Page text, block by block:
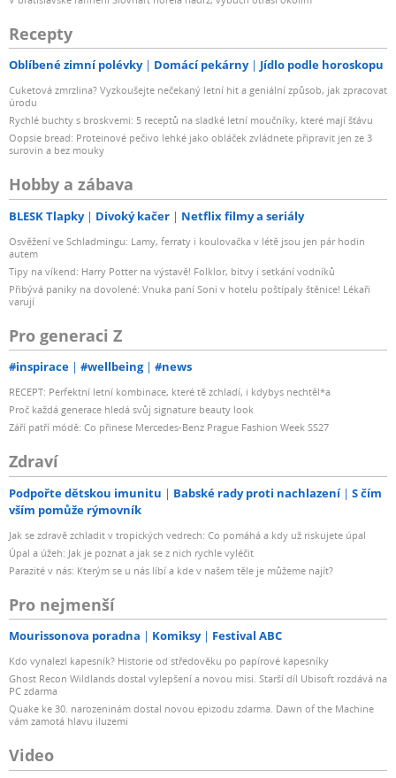
Recepty
Oblíbené zimní polévky Domácí pekárny Jídlo podle horoskopu
Cuketová zmrzlina? Vyzkoušejte nečekaný letní hit a geniální způsob, jak zpracovat
úrodu
Rychlé buchty s broskvemi: 5 receptů na sladké letní moučníky, které mají šťávu
Oopsie bread: Proteinové pečivo lehké jako obláček zvládnete připravit jen ze 3
surovin a bez mouky
Hobby a zábava
BLESK Tlapky Divoký kačer Netflix filmy a seriály
Osvěžení ve Schladmingu: Lamy, ferraty i koulovačka v létě jsou jen pár hodin
autem
Tipy na víkend: Harry Potter na výstavě! Folklor, bitvy i setkání vodníků
Přibývá paniky na dovolené: Vnuka paní Soni v hotelu poštípaly štěnice! Lékaři
varují
Pro generaci Z
#inspirace #wellbeing #news
RECEPT: Perfektní letní kombinace, které tě zchladí, i kdybys nechtěl*a
Proč každá generace hledá svůj signature beauty look
Září patří módě: Co přinese Mercedes-Benz Prague Fashion Week SS27
Zdraví
Podpořte dětskou imunitu Babské rady proti nachlazení
S čím
vším pomůže rýmovník
Jak se zdravě zchladit v tropických vedrech: Co pomáhá a kdy už riskujete úpal
Úpal a úžeh: Jak je poznat a jak se z nich rychle vyléčit
Parazité v nás: Kterým se u nás líbí a kde v našem těle je můžeme najít?
Pro nejmenší
Mourissonova poradna Komiksy Festival ABC
Kdo vynalezl kapesník? Historie od středověku po papírové kapesníky
Ghost Recon Wildlands dostal vylepšení a novou misi. Starší díl Ubisoft rozdává na
PC zdarma
Quake ke 30. narozeninám dostal novou epizodu zdarma. Dawn of the Machine
vám zamotá hlavu iluzemi
Video